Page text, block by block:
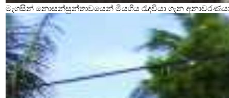
මැගසින් නොසන්සුන්තාවයෙන් මියගිය රැදවියා ගැන